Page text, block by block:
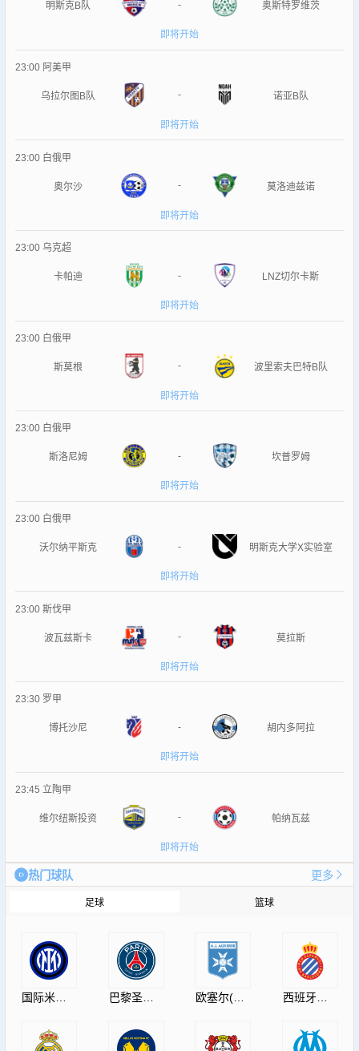
明斯克B队 - 奥斯特罗维茨
即将开始
23:00 阿美甲
乌拉尔图B队 - 诺亚B队
即将开始
23:00 白俄甲
奥尔沙 - 莫洛迪兹诺
即将开始
23:00 乌克超
卡帕迪 - LNZ切尔卡斯
即将开始
23:00 白俄甲
斯莫根 - 波里索夫巴特B队
即将开始
23:00 白俄甲
斯洛尼姆 - 坎普罗姆
即将开始
23:00 白俄甲
沃尔纳平斯克 - 明斯克大学X实验室
即将开始
23:00 斯伐甲
波瓦兹斯卡 - 莫拉斯
即将开始
23:30 罗甲
博托沙尼 - 胡内多阿拉
即将开始
23:45 立陶甲
维尔纽斯投资 - 帕纳瓦兹
即将开始
热门球队 更多
足球 篮球
巴黎圣日耳曼(PSG) 西班牙人(RCDEspanyol)